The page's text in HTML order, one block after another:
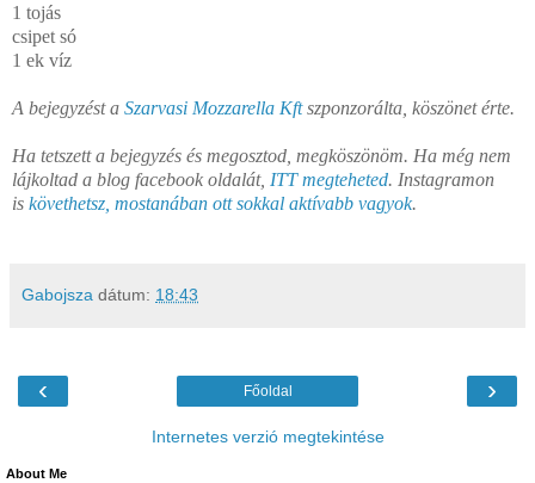
1 tojás
csipet só
1 ek víz
A bejegyzést a Szarvasi Mozzarella Kftszponzorálta, köszönet érte.
Ha tetszett a bejegyzés és megosztod, megköszönöm. Ha még nem
lájkoltad a blog facebook oldalát, ITT megteheted. Instagramon
is követhetsz, mostanában ott sokkal aktívabb vagyok.
Gabojsza dátum: 18:43
‹ ›
Főoldal
Internetes verzió megtekintése
About Me